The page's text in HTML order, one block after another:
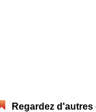
Regardez